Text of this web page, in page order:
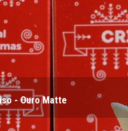
- Ouro Matte